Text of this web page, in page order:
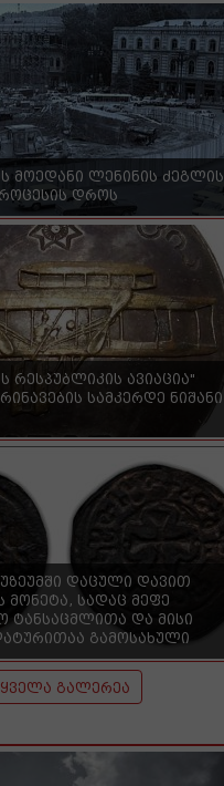
მოედანი ლენინის ძეგლის
დროს
რესპუბლიკის ავიაცია"
სამკერდე ნიშანი
დაცული დავით
მონეტა, სადაც მეფე
ტანსაცმლითა და მისი
გამოსახული
ყველა გალერეა